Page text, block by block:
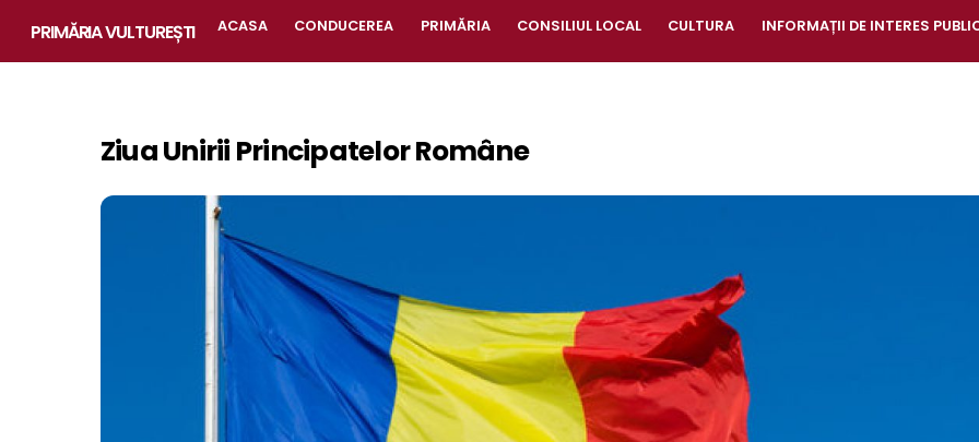
content
PRIMĂRIA VULTUREȘTI ACASA CONDUCEREA PRIMĂRIA CONSILIUL LOCAL CULTURA INFORMAȚII DE INTERES
Ziua Unirii Principatelor Române